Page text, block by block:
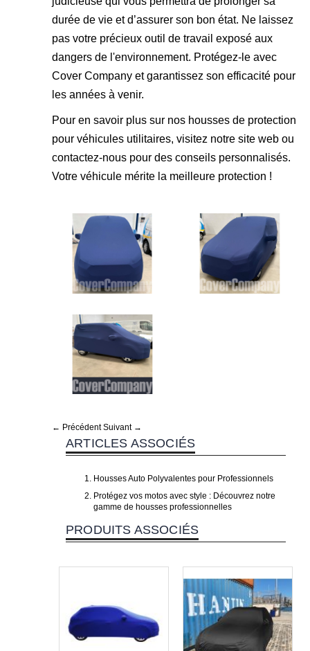
durée de vie et d’assurer son bon état. Ne laissez
pas votre précieux outil de travail exposé aux
dangers de l'environnement. Protégez-le avec
Cover Company et garantissez son efficacité pour
les années à venir.
Pour en savoir plus sur nos housses de protection
pour véhicules utilitaires, visitez notre site web ou
contactez-nous pour des conseils personnalisés.
Votre véhicule mérite la meilleure protection !
← Précédent Suivant →
ARTICLES ASSOCIÉS
Housses Auto Polyvalentes pour Professionnels
Protégez vos motos avec style : Découvrez notre
gamme de housses professionnelles
PRODUITS ASSOCIÉS